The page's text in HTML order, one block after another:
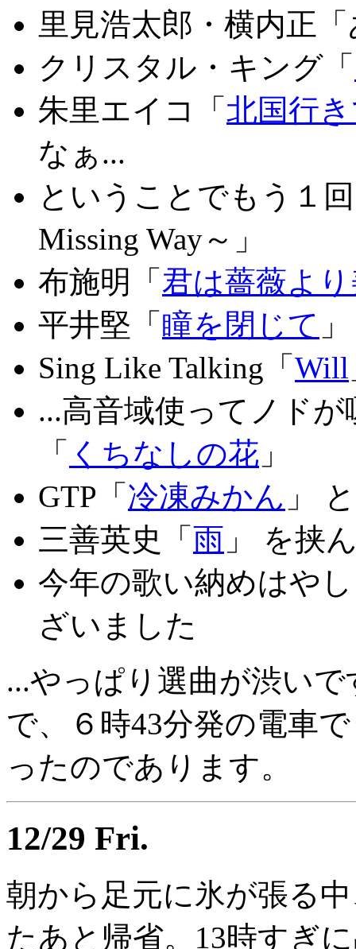
里見浩太郎・横内正
クリスタル・キング「
朱里エイコ「 北国行
なぁ...
ということでもう１
Missing Way～」
布施明「 君は薔薇よ
平井堅「 瞳を閉じて
Sing Like Talking「 Will
...高音域使ってノド
「 くちなしの花 」
GTP「 冷凍みかん 」 と
三善英史「 雨 」 を挟
今年の歌い納めはや
ざいました
...やっぱり選曲が渋い
で、６時43分発の電車
ったのであります。
12/29 Fri.
朝から足元に氷が張る
たあと帰省。13時すぎ